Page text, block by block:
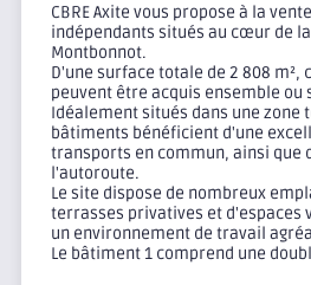
CBRE Axite vous propose à la
indépendants situés au cœur de
Montbonnot.
D'une surface totale de 2 808 m²,
peuvent être acquis ensemble ou
Idéalement situés dans une zone
bâtiments bénéficient d'une
transports en commun, ainsi que
l'autoroute.
Le site dispose de nombreux
terrasses privatives et d'espaces
un environnement de travail
Le bâtiment 1 comprend une